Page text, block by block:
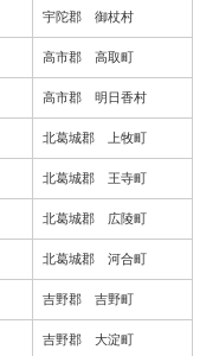
宇陀郡 御杖村
高市郡 高取町
高市郡 明日香村
北葛城郡 上牧町
北葛城郡 王寺町
北葛城郡 広陵町
北葛城郡 河合町
吉野郡 吉野町
吉野郡 大淀町